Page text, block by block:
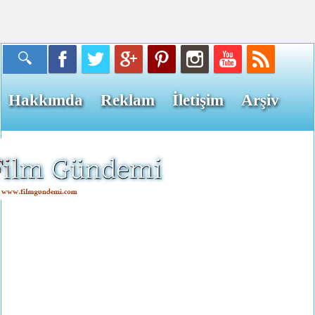
Hakkımda Reklam İletişim Arşiv